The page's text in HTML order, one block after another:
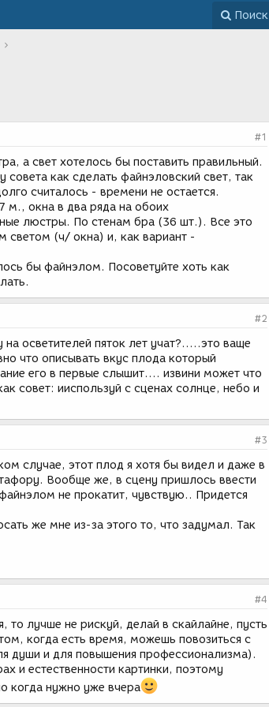
Поиск
#1
а свет хотелось бы поставить правильный.
как сделать файнэловский свет, так
считалось - времени не остается.
м., окна в два ряда на обоих
люстры. По стенам бра (36 шт.). Все это
светом (ч/ окна) и, как вариант -
бы файнэлом. Посоветуйте хоть как
#2
осветителей пяток лет учат?.....это ваще
что описывать вкус плода который
его в первые слышит.... извини может что
совет: ииспользуй с сценах солнце, небо и
#3
случае, этот плод я хотя бы видел и даже в
Вообще же, в сцену пришлось ввести
не прокатит, чувствую.. Придется
же мне из-за этого то, что задумал. Так
#4
то лучше не рискуй, делай в скайлайне, пусть
когда есть время, можешь повозиться с
души и для повышения профессионализма).
и естественности картинки, поэтому
когда нужно уже вчера